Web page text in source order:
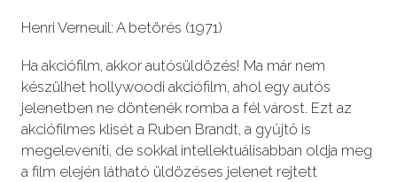
Henri Verneuil: A betörés (1971)
Ha akciófilm, akkor autósüldözés! Ma már nem
készülhet hollywoodi akciófilm, ahol egy autós
jelenetben ne döntenék romba a fél várost. Ezt az
akciófilmes klisét a Ruben Brandt, a gyűjtő is
megeleveníti, de sokkal intellektuálisabban oldja meg
a film elején látható üldözéses jelenet rejtett